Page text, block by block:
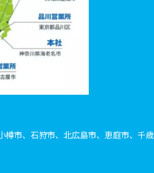
樽市、石狩市、北広島市、恵庭市、千歳